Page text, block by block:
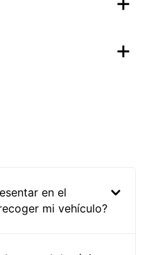
en el
mi vehículo?